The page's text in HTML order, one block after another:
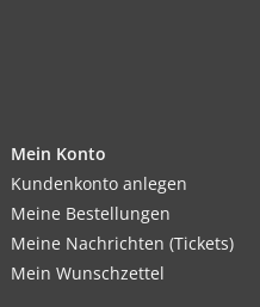
Mein Konto
Kundenkonto anlegen
Meine Bestellungen
Meine Nachrichten (Tickets)
Mein Wunschzettel